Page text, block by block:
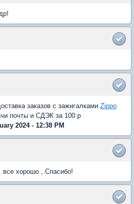
заказов с зажигалками Zippo
почты и СДЭК за 100 р
2024 - 12:38 PM
все хорошо , Спасибо!